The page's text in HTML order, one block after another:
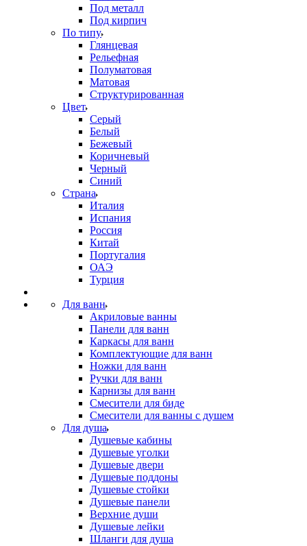
Под металл
Под кирпич
По типу
Глянцевая
Рельефная
Полуматовая
Матовая
Структурированная
Цвет
Серый
Белый
Бежевый
Коричневый
Черный
Синий
Страна
Италия
Испания
Россия
Китай
Португалия
ОАЭ
Турция
Для ванн
Акриловые ванны
Панели для ванн
Каркасы для ванн
Комплектующие для ванн
Ножки для ванн
Ручки для ванн
Карнизы для ванн
Смесители для биде
Смесители для ванны с душем
Для душа
Душевые кабины
Душевые уголки
Душевые двери
Душевые поддоны
Душевые стойки
Душевые панели
Верхние души
Душевые лейки
Шланги для душа